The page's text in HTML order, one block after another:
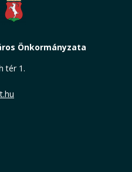
Önkormányzata
tér 1.